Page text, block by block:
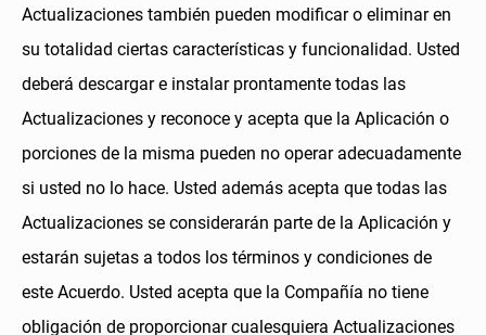
Actualizaciones también pueden modificar o eliminar en
su totalidad ciertas características y funcionalidad. Usted
deberá descargar e instalar prontamente todas las
Actualizaciones y reconoce y acepta que la Aplicación o
porciones de la misma pueden no operar adecuadamente
si usted no lo hace. Usted además acepta que todas las
Actualizaciones se considerarán parte de la Aplicación y
estarán sujetas a todos los términos y condiciones de
este Acuerdo. Usted acepta que la Compañía no tiene
obligación de proporcionar cualesquiera Actualizaciones